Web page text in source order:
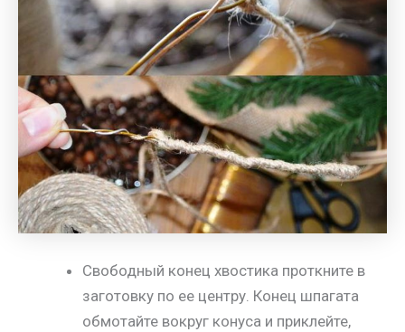
Свободный конец хвостика проткните в
заготовку по ее центру. Конец шпагата
обмотайте вокруг конуса и приклейте,